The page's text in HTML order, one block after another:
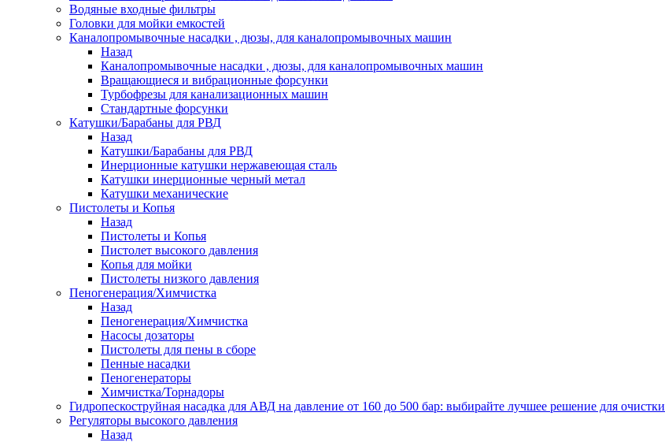
Водяные входные фильтры
Головки для мойки емкостей
Каналопромывочные насадки , дюзы, для каналопромывочных машин
Назад
Каналопромывочные насадки , дюзы, для каналопромывочных машин
Вращающиеся и вибрационные форсунки
Турбофрезы для канализационных машин
Стандартные форсунки
Катушки/Барабаны для РВД
Назад
Катушки/Барабаны для РВД
Инерционные катушки нержавеющая сталь
Катушки инерционные черный метал
Катушки механические
Пистолеты и Копья
Назад
Пистолеты и Копья
Пистолет высокого давления
Копья для мойки
Пистолеты низкого давления
Пеногенерация/Химчистка
Назад
Пеногенерация/Химчистка
Насосы дозаторы
Пистолеты для пены в сборе
Пенные насадки
Пеногенераторы
Химчистка/Торнадоры
Гидропескоструйная насадка для АВД на давление от 160 до 500 бар: выбирайте лучшее решение для очистки
Регуляторы высокого давления
Назад